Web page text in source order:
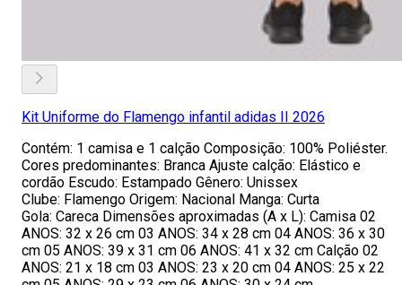
Kit Uniforme do Flamengo infantil adidas II 2026
Contém: 1 camisa e 1 calção Composição: 100% Poliéster.
Cores predominantes: Branca Ajuste calção: Elástico e
cordão Escudo: Estampado Gênero: Unissex
Clube: Flamengo Origem: Nacional Manga: Curta
Gola: Careca Dimensões aproximadas (A x L): Camisa 02
ANOS: 32 x 26 cm 03 ANOS: 34 x 28 cm 04 ANOS: 36 x 30
cm 05 ANOS: 39 x 31 cm 06 ANOS: 41 x 32 cm Calção 02
ANOS: 21 x 18 cm 03 ANOS: 23 x 20 cm 04 ANOS: 25 x 22